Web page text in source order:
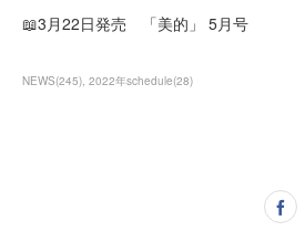
📖3月22日発売 「美的」 5月号
NEWS(245) 2022年schedule(28)